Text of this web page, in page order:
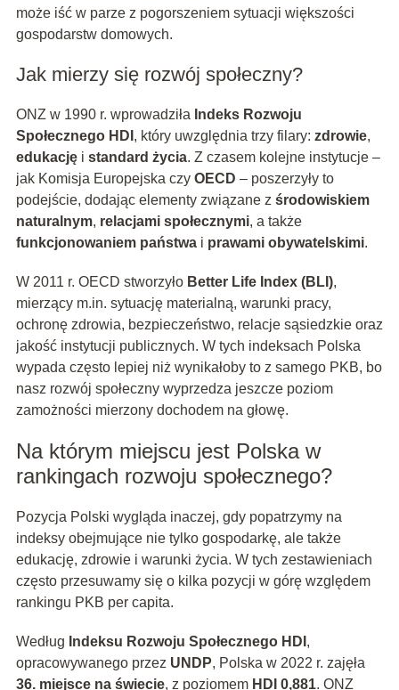
może iść w parze z pogorszeniem sytuacji większości
gospodarstw domowych.
Jak mierzy się rozwój społeczny?
ONZ w 1990 r. wprowadziła Indeks Rozwoju
Społecznego HDI , który uwzględnia trzy filary: zdrowie,
edukacjęi standard życia. Z czasem kolejne instytucje –
jak Komisja Europejska czy OECD – poszerzyły to
podejście, dodając elementy związane z środowiskiem
naturalnym, relacjami społecznymi, a także
funkcjonowaniem państwai prawami obywatelskimi.
W 2011 r. OECD stworzyło Better Life Index (BLI),
mierzący m.in. sytuację materialną, warunki pracy,
ochronę zdrowia, bezpieczeństwo, relacje sąsiedzkie oraz
jakość instytucji publicznych. W tych indeksach Polska
wypada często lepiej niż wynikałoby to z samego PKB, bo
nasz rozwój społeczny wyprzedza jeszcze poziom
zamożności mierzony dochodem na głowę.
Na którym miejscu jest Polska w
rankingach rozwoju społecznego?
Pozycja Polski wygląda inaczej, gdy popatrzymy na
indeksy obejmujące nie tylko gospodarkę, ale także
edukację, zdrowie i warunki życia. W tych zestawieniach
często przesuwamy się o kilka pozycji w górę względem
rankingu PKB per capita.
Według Indeksu Rozwoju Społecznego HDI ,
opracowywanego przez UNDP, Polska w 2022 r. zajęła
36. miejsce na świecie, z poziomem HDI 0,881. ONZ